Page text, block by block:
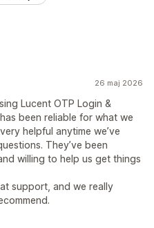
26 maj 2026
Lucent OTP Login &
been reliable for what we
helpful anytime we’ve
They’ve been
willing to help us get things
support, and we really